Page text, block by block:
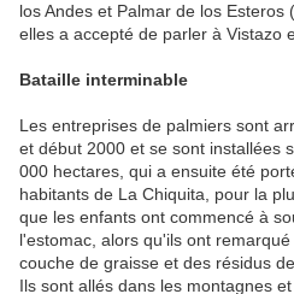
los Andes et Palmar de los
elles a accepté de parler à Vistazo
Bataille interminable
Les entreprises de palmiers sont
et début 2000 et se sont installées
000 hectares, qui a ensuite été
habitants de La Chiquita, pour la
que les enfants ont commencé à
l'estomac, alors qu'ils ont
couche de graisse et des résidus
Ils sont allés dans les montagnes